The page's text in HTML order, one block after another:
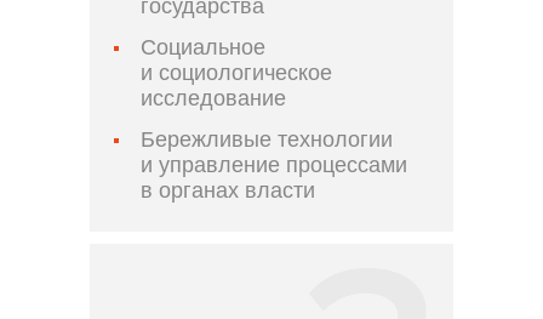
государства
Социальное
и социологическое
исследование
Бережливые технологии
и управление процессами
в органах власти